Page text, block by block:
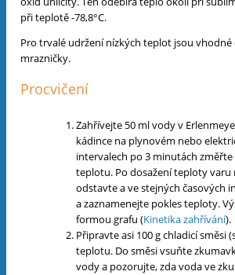
při teplotě -78,8°C.
Pro trvalé udržení nízkých teplot jsou vhodné
mrazničky.
Procvičení
Zahřívejte 50 ml vody v
kádince na plynovém nebo
intervalech po 3 minutách změřte
teplotu. Po dosažení teploty varu
odstavte a ve stejných časových
a zaznamenejte pokles teploty.
formou grafu (Kinetika zahřívání).
Připravte asi 100 g chladicí směsi
teplotu. Do směsi vsuňte
vody a pozorujte, zda voda ve